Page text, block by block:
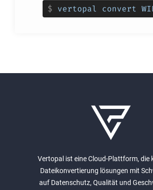
$ vertopal convert
Vertopal ist eine Cloud-Plattform, die
Dateikonvertierung lösungen mit
auf Datenschutz, Qualität und